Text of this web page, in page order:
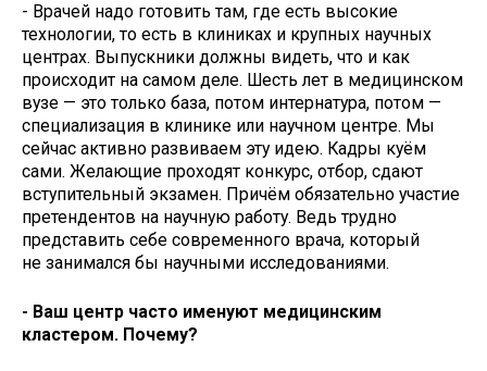
- Врачей надо готовить там, где есть высокие
технологии, то есть в клиниках и крупных научных
центрах. Выпускники должны видеть, что и как
происходит на самом деле. Шесть лет в медицинском
вузе — это только база, потом интернатура, потом —
специализация в клинике или научном центре. Мы
сейчас активно развиваем эту идею. Кадры куём
сами. Желающие проходят конкурс, отбор, сдают
вступительный экзамен. Причём обязательно участие
претендентов на научную работу. Ведь трудно
представить себе современного врача, который
не занимался бы научными исследованиями.
- Ваш центр часто именуют медицинским
кластером. Почему?